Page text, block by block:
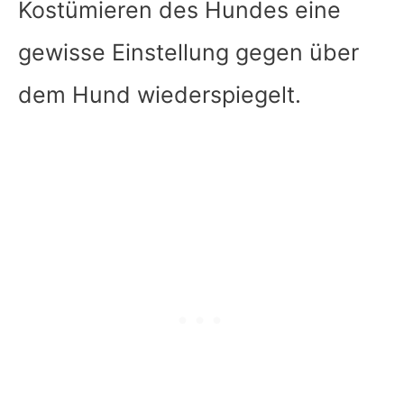
Kostümieren des Hundes eine
gewisse Einstellung gegen über
dem Hund wiederspiegelt.